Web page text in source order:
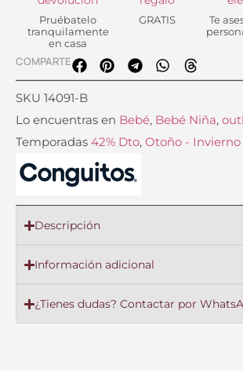
Pruébatelo
tranquilamente
en casa
GRATIS
Te
COMPARTE
SKU 14091-B
Lo encuentras en Bebé, Bebé Niña,
Temporadas 42% Dto, Otoño - Invierno
Descripción
Información adicional
¿Tienes dudas? Contactar por